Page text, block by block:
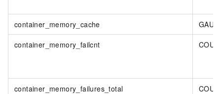
container_memory_cache
container_memory_failcnt
container_memory_failures_total